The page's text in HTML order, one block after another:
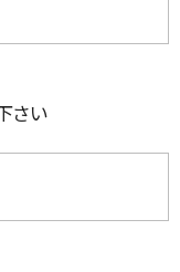
さい